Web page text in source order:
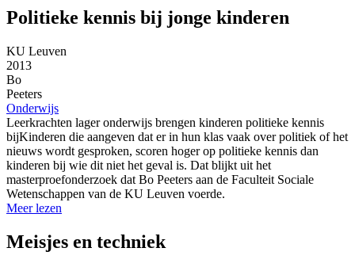
Politieke kennis bij jonge kinderen
KU Leuven
2013
Bo
Peeters
Onderwijs
Leerkrachten lager onderwijs brengen kinderen politieke kennis
bijKinderen die aangeven dat er in hun klas vaak over politiek of het
nieuws wordt gesproken, scoren hoger op politieke kennis dan
kinderen bij wie dit niet het geval is. Dat blijkt uit het
masterproefonderzoek dat Bo Peeters aan de Faculteit Sociale
Wetenschappen van de KU Leuven voerde.
Meer lezen
Meisjes en techniek